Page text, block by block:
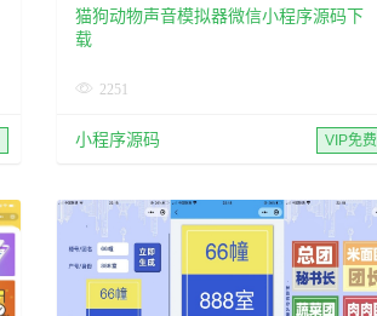
猫狗动物声音模拟器微信小程序源码下
载
2251
小程序源码 VIP免费